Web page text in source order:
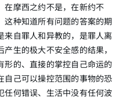
在摩西之约不是，在新约不
这种知道所有问题的答案的期
来自罪人和异教的，是罪人离
生的极大不安全感的结果，
形的、直接的掌控自己命运的
自己可以操控范围的事物的恐
任何错误、生活中没有任何波